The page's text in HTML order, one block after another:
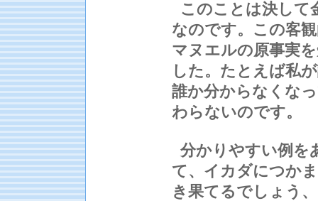
このことは決して
なのです。この客
マヌエルの原事実
した。たとえば私
誰か分からなくな
わらないのです。
分かりやすい例を
て、イカダにつか
き果てるでしょう